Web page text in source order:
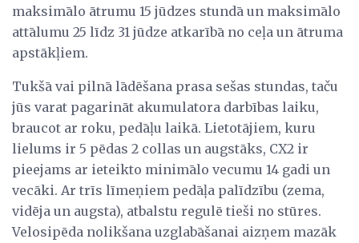
maksimālo ātrumu 15 jūdzes stundā un maksimālo
attālumu 25 līdz 31 jūdze atkarībā no ceļa un ātruma
apstākļiem.
Tukšā vai pilnā lādēšana prasa sešas stundas, taču
jūs varat pagarināt akumulatora darbības laiku,
braucot ar roku, pedāļu laikā. Lietotājiem, kuru
lielums ir 5 pēdas 2 collas un augstāks, CX2 ir
pieejams ar ieteikto minimālo vecumu 14 gadi un
vecāki. Ar trīs līmeņiem pedāļa palīdzību (zema,
vidēja un augsta), atbalstu regulē tieši no stūres.
Velosipēda nolikšana uzglabāšanai aizņem mazāk